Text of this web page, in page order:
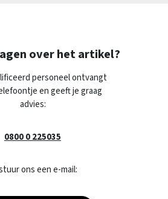
over het artikel?
personeel ontvangt
en geeft je graag
advies:
0800 0 225035
ons een e-mail: